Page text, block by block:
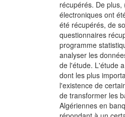
récupérés. De
électroniques ont
été récupérés, de
questionnaires
programme
analyser les
de l'étude. L'étude
dont les plus
l'existence de
de transformer les
Algériennes en